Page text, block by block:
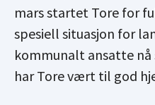
mars startet Tore for
spesiell situasjon for
kommunalt ansatte
har Tore vært til god